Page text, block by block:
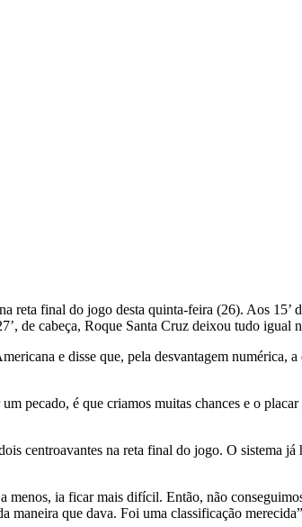
reta final do jogo desta quinta-feira (26). Aos
de cabeça, Roque Santa Cruz deixou tudo
e disse que, pela desvantagem numérica,
pecado, é que criamos muitas chances e o
centroavantes na reta final do jogo. O sistema
menos, ia ficar mais difícil. Então, não
maneira que dava. Foi uma classificação